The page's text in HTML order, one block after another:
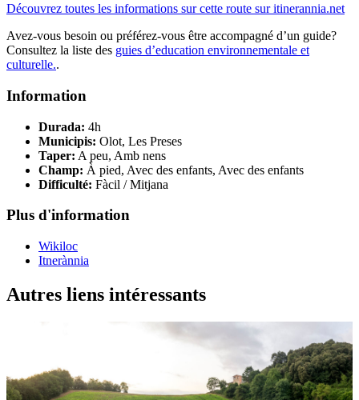
Découvrez toutes les informations sur cette route sur itinerannia.net
Avez-vous besoin ou préférez-vous être accompagné d’un guide?
Consultez la liste des guies d’education environnementale et
culturelle..
Information
Durada: 4h
Municipis: Olot, Les Preses
Taper: A peu, Amb nens
Champ: À pied, Avec des enfants, Avec des enfants
Difficulté: Fàcil / Mitjana
Plus d'information
Wikiloc
Itnerànnia
Autres liens intéressants